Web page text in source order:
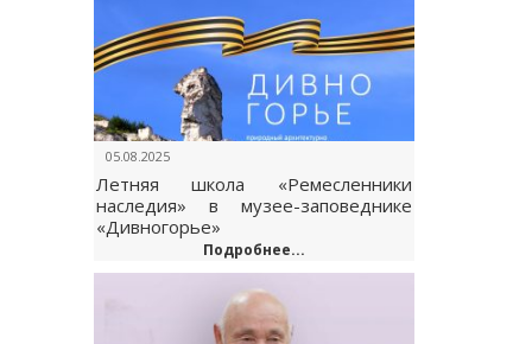
05.08.2025
Летняя школа «Ремесленники
наследия» в музее-заповеднике
«Дивногорье»
Подробнее...